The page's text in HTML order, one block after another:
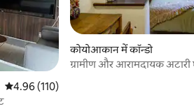
औसत रेटिंग 5 में से 4.96, 110 समीक्षाएँ
4.96 (110)
कोयोआकान में कॉन्डो
ग्रामीण और आरामदायक